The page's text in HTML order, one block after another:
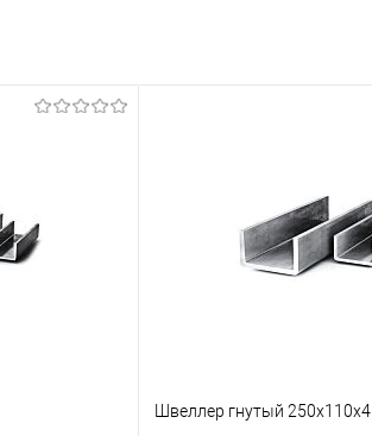
Швеллер гнутый 250х110х4